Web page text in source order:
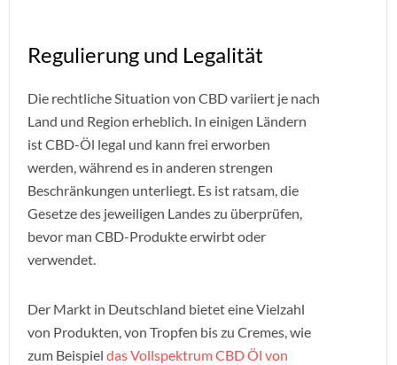
Regulierung und Legalität
Die rechtliche Situation von CBD variiert je nach
Land und Region erheblich. In einigen Ländern
ist CBD-Öl legal und kann frei erworben
werden, während es in anderen strengen
Beschränkungen unterliegt. Es ist ratsam, die
Gesetze des jeweiligen Landes zu überprüfen,
bevor man CBD-Produkte erwirbt oder
verwendet.
Der Markt in Deutschland bietet eine Vielzahl
von Produkten, von Tropfen bis zu Cremes, wie
zum Beispiel das Vollspektrum CBD Öl von